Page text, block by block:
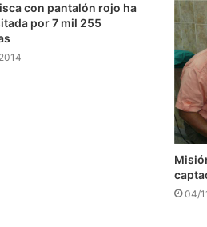
con pantalón rojo ha
por 7 mil 255
04/